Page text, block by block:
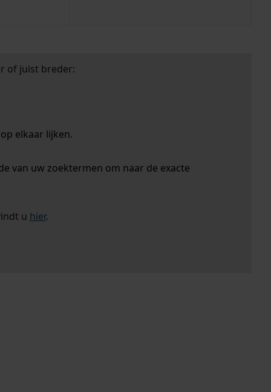
of juist breder:
elkaar lijken.
van uw zoektermen om naar de exacte
u hier.